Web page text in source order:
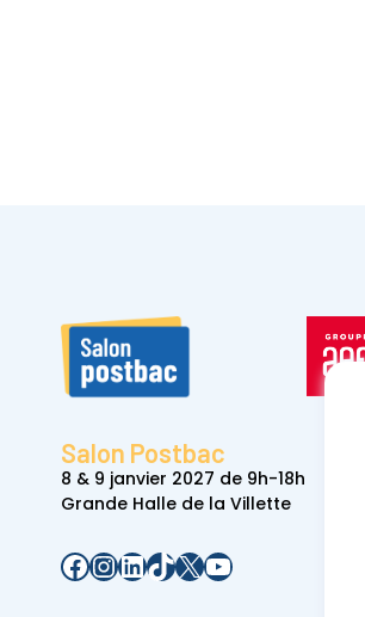
Salon Postbac
8 & 9 janvier 2027 de 9h-18h
Grande Halle de la Villette
Facebook
Instagram
LinkedIn
TikTok
X YouTube